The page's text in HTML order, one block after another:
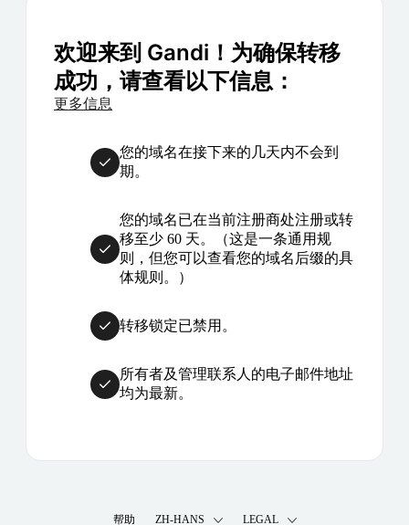
欢迎来到 Gandi！为确保转移
成功，请查看以下信息：
更多信息
您的域名在接下来的几天内不会到
期。
您的域名已在当前注册商处注册或转
移至少 60 天。（这是一条通用规
则，但您可以查看您的域名后缀的具
体规则。）
转移锁定已禁用。
所有者及管理联系人的电子邮件地址
均为最新。
帮助 ZH-HANS LEGAL